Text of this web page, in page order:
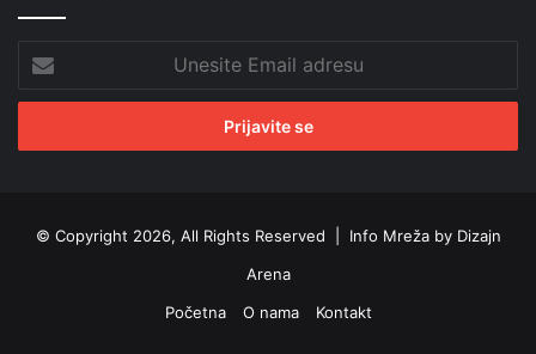
Email
adresu
© Copyright 2026, All Rights Reserved | Info Mreža by Dizajn
Arena
Početna
O nama Kontakt